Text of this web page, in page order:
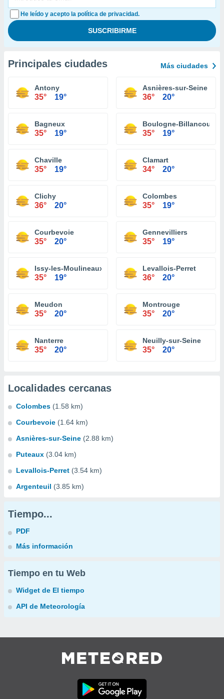
He leído y acepto la política de privacidad.
Principales ciudades Más ciudades
Antony
35° 19°
Asnières-sur-Seine
36° 20°
Bagneux
35° 19°
Boulogne-Billancourt
35° 19°
Chaville
35° 19°
Clamart
34° 20°
Clichy
36° 20°
Colombes
35° 19°
Courbevoie
35° 20°
Gennevilliers
35° 19°
Issy-les-Moulineaux
35° 19°
Levallois-Perret
36° 20°
Meudon
35° 20°
Montrouge
35° 20°
Nanterre
35° 20°
Neuilly-sur-Seine
35° 20°
Localidades cercanas
Colombes (1.58 km)
Courbevoie (1.64 km)
Asnières-sur-Seine (2.88 km)
Puteaux (3.04 km)
Levallois-Perret (3.54 km)
Argenteuil (3.85 km)
Tiempo...
PDF
Más información
Tiempo en tu Web
Widget de El tiempo
API de Meteorología